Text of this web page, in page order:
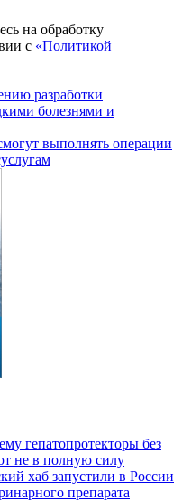
на обработку
с «Политикой
разработки
болезнями и
выполнять операции
гепатопротекторы без
не в полную силу
хаб запустили в России
препарата